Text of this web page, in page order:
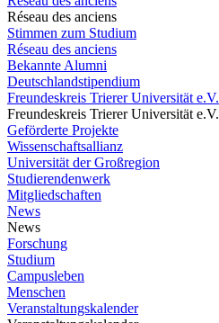
Réseau des anciens
Stimmen zum Studium
Réseau des anciens
Bekannte Alumni
Deutschlandstipendium
Freundeskreis Trierer Universität e.V.
Freundeskreis Trierer Universität e.V.
Geförderte Projekte
Wissenschaftsallianz
Universität der Großregion
Studierendenwerk
Mitgliedschaften
News
News
Forschung
Studium
Campusleben
Menschen
Veranstaltungskalender